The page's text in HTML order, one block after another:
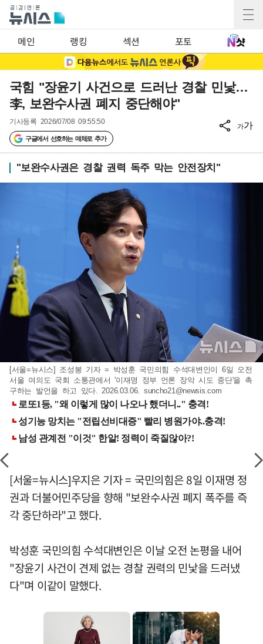
메인 랭킹 섹션 포토
국힘 "장윤기 사건으로 드러난 경찰 민낯…
李, 보완수사권 폐지 중단해야"
기사등록 2026/07/08 09:55:50
구글에서 선호하는 매체로 추가
가가
"보완수사권은 경찰 권력 독주 막는 안전장치"
[서울=뉴시스] 조성봉 기자 = 박성훈 국민의힘 수석대변인이 6일 오전
서울 여의도 국회 소통관에서 '이재명 정부 언론 장악 시도 중단'을 촉
구하는 발언을 하고 있다. 2026.03.06. suncho21@newsis.com
[서울=뉴시스]우지은 기자 = 국민의힘은 8일 이재명 정
권과 더불어민주당을 향해 "보완수사권 폐지 폭주를 즉
각 중단하라"고 했다.
박성훈 국민의힘 수석대변인은 이날 오전 논평을 내어
"장윤기 사건이 견제 없는 경찰 권력의 민낯을 드러냈
다"며 이같이 말했다.